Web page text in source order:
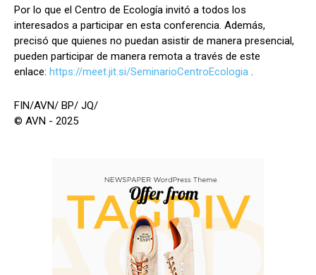
Por lo que el Centro de Ecología invitó a todos los
interesados ​​a participar en esta conferencia. Además,
precisó que quienes no puedan asistir de manera presencial,
pueden participar de manera remota a través de este
enlace: https://meet.jit.si/SeminarioCentroEcologia .
FIN/AVN/ BP/ JQ/
© AVN - 2025